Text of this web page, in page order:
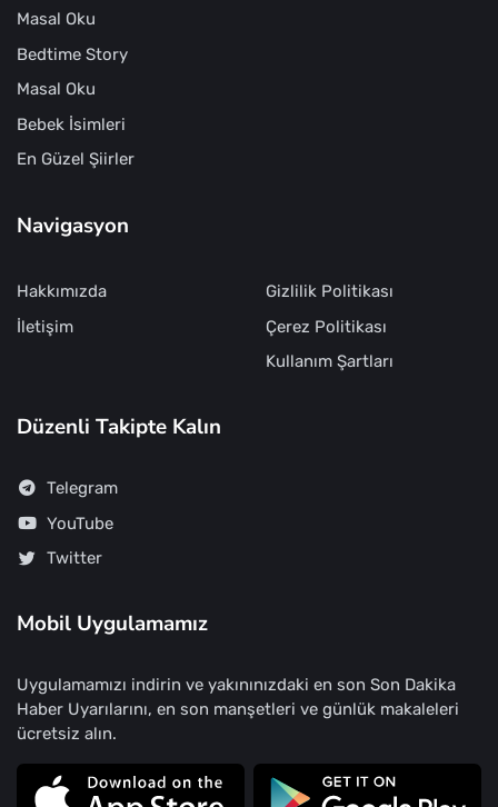
Masal Oku
Bedtime Story
Masal Oku
Bebek İsimleri
En Güzel Şiirler
Navigasyon
Hakkımızda
İletişim
Gizlilik Politikası
Çerez Politikası
Kullanım Şartları
Düzenli Takipte Kalın
Telegram
YouTube
Twitter
Mobil Uygulamamız
Uygulamamızı indirin ve yakınınızdaki en son Son Dakika
Haber Uyarılarını, en son manşetleri ve günlük makaleleri
ücretsiz alın.